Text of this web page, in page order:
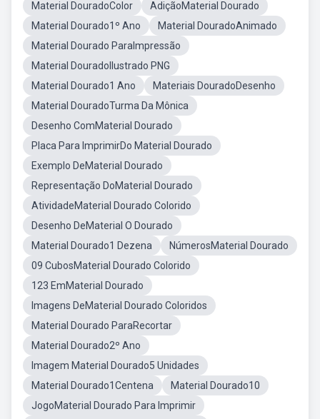
Material DouradoColor
AdiçãoMaterial Dourado
Material Dourado1º Ano
Material DouradoAnimado
Material Dourado ParaImpressão
Material DouradoIlustrado PNG
Material Dourado1 Ano
Materiais DouradoDesenho
Material DouradoTurma Da Mônica
Desenho ComMaterial Dourado
Placa Para ImprimirDo Material Dourado
Exemplo DeMaterial Dourado
Representação DoMaterial Dourado
AtividadeMaterial Dourado Colorido
Desenho DeMaterial O Dourado
Material Dourado1 Dezena
NúmerosMaterial Dourado
09 CubosMaterial Dourado Colorido
123 EmMaterial Dourado
Imagens DeMaterial Dourado Coloridos
Material Dourado ParaRecortar
Material Dourado2º Ano
Imagem Material Dourado5 Unidades
Material Dourado1Centena
Material Dourado10
JogoMaterial Dourado Para Imprimir